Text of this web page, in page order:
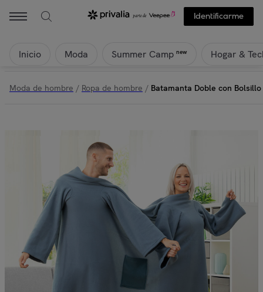
Identificarme
Inicio Moda Summer Camp new Hogar &
Moda de hombre / Ropa de hombre / Batamanta Doble con